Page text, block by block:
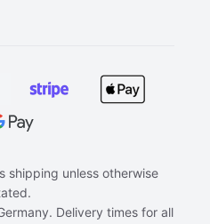
shipping unless otherwise
Delivery times for all